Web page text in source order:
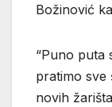
Božinović
“Puno puta
pratimo sve
novih